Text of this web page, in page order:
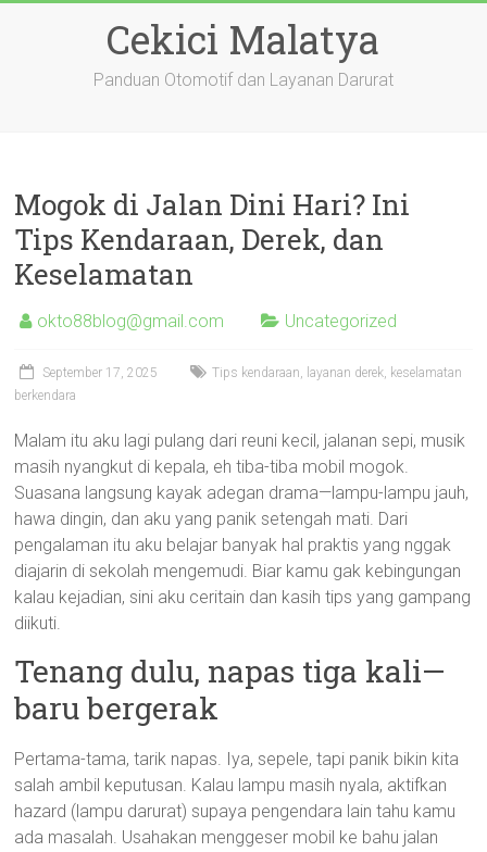
Cekici Malatya
Panduan Otomotif dan Layanan Darurat
Mogok di Jalan Dini Hari? Ini
Tips Kendaraan, Derek, dan
Keselamatan
okto88blog@gmail.com Uncategorized
September 17, 2025
Tips kendaraan, layanan derek, keselamatan
berkendara
Malam itu aku lagi pulang dari reuni kecil, jalanan sepi, musik
masih nyangkut di kepala, eh tiba-tiba mobil mogok.
Suasana langsung kayak adegan drama—lampu-lampu jauh,
hawa dingin, dan aku yang panik setengah mati. Dari
pengalaman itu aku belajar banyak hal praktis yang nggak
diajarin di sekolah mengemudi. Biar kamu gak kebingungan
kalau kejadian, sini aku ceritain dan kasih tips yang gampang
diikuti.
Tenang dulu, napas tiga kali—
baru bergerak
Pertama-tama, tarik napas. Iya, sepele, tapi panik bikin kita
salah ambil keputusan. Kalau lampu masih nyala, aktifkan
hazard (lampu darurat) supaya pengendara lain tahu kamu
ada masalah. Usahakan menggeser mobil ke bahu jalan